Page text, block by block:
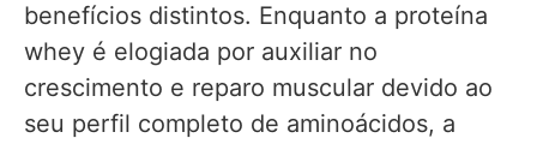
benefícios distintos. Enquanto a proteína
whey é elogiada por auxiliar no
crescimento e reparo muscular devido ao
seu perfil completo de aminoácidos, a